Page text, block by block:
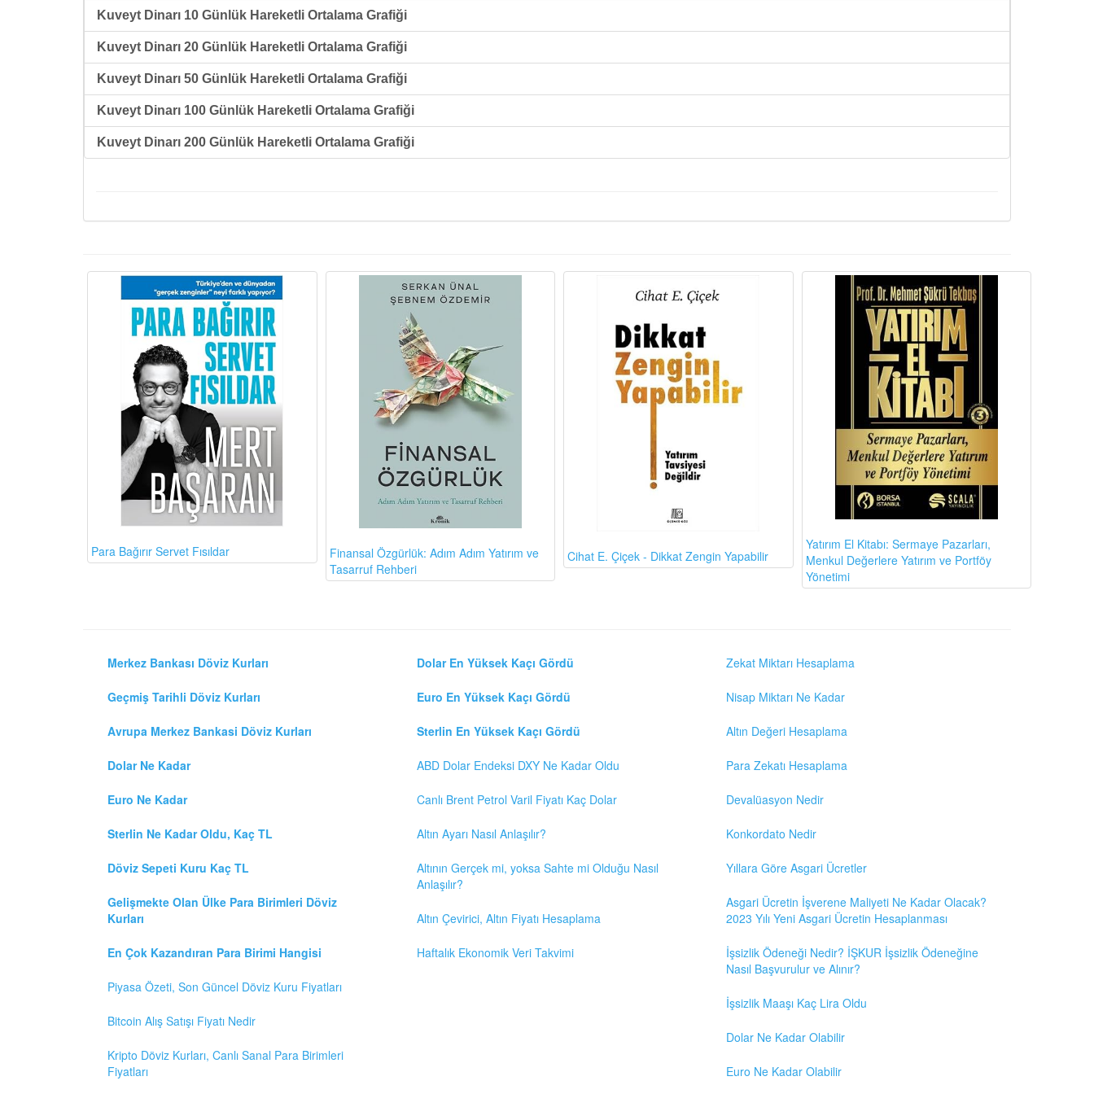
Kuveyt Dinarı 10 Günlük Hareketli Ortalama Grafiği
Kuveyt Dinarı 20 Günlük Hareketli Ortalama Grafiği
Kuveyt Dinarı 50 Günlük Hareketli Ortalama Grafiği
Kuveyt Dinarı 100 Günlük Hareketli Ortalama Grafiği
Kuveyt Dinarı 200 Günlük Hareketli Ortalama Grafiği
Para Bağırır Servet Fısıldar
Finansal Özgürlük: Adım Adım Yatırım ve
Tasarruf Rehberi
Cihat E. Çiçek - Dikkat Zengin Yapabilir
Yatırım El Kitabı: Sermaye Pazarları,
Menkul Değerlere Yatırım ve Portföy
Yönetimi
Merkez Bankası Döviz Kurları
Geçmiş Tarihli Döviz Kurları
Avrupa Merkez Bankasi Döviz Kurları
Dolar Ne Kadar
Euro Ne Kadar
Sterlin Ne Kadar Oldu, Kaç TL
Döviz Sepeti Kuru Kaç TL
Gelişmekte Olan Ülke Para Birimleri Döviz
Kurları
En Çok Kazandıran Para Birimi Hangisi
Piyasa Özeti, Son Güncel Döviz Kuru Fiyatları
Bitcoin Alış Satışı Fiyatı Nedir
Kripto Döviz Kurları, Canlı Sanal Para Birimleri
Fiyatları
Dolar En Yüksek Kaçı Gördü
Euro En Yüksek Kaçı Gördü
Sterlin En Yüksek Kaçı Gördü
ABD Dolar Endeksi DXY Ne Kadar Oldu
Canlı Brent Petrol Varil Fiyatı Kaç Dolar
Altın Ayarı Nasıl Anlaşılır?
Altının Gerçek mi, yoksa Sahte mi Olduğu Nasıl
Anlaşılır?
Altın Çevirici, Altın Fiyatı Hesaplama
Haftalık Ekonomik Veri Takvimi
Zekat Miktarı Hesaplama
Nisap Miktarı Ne Kadar
Altın Değeri Hesaplama
Para Zekatı Hesaplama
Devalüasyon Nedir
Konkordato Nedir
Yıllara Göre Asgari Ücretler
Asgari Ücretin İşverene Maliyeti Ne Kadar Olacak?
2023 Yılı Yeni Asgari Ücretin Hesaplanması
İşsizlik Ödeneği Nedir? İŞKUR İşsizlik Ödeneğine
Nasıl Başvurulur ve Alınır?
İşsizlik Maaşı Kaç Lira Oldu
Dolar Ne Kadar Olabilir
Euro Ne Kadar Olabilir